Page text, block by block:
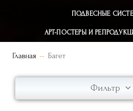
ПОДВЕСНЫЕ
АРТ-ПОСТЕРЫ И
Главная Багет
Фильтр